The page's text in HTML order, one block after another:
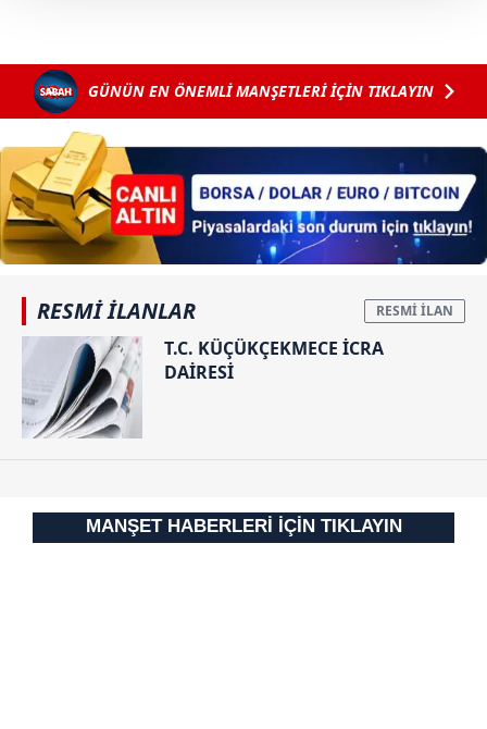
gösterilmeyecektir."
Sizlere daha iyi bir hizmet sunabilmek için İnternet
Sitemizde kendimize ve üçüncü kişilere ait çerezler
kullanılmaktadır. Bu çerezler vasıtasıyla çeşitli kişisel
verileriniz işlenmekte olup gerekli olan çerezler bilgi
toplumu hizmetlerinin sunulması amacıyla
kullanılmaktadır. Diğer çerezler, sitemizin daha işlevsel
reklam/pazarlama faaliyetlerinin yapılması, amaçlarıyla
sınırlı olarak açık rızanız dahilinde kullanılacaktır.
Çerezlere ilişkin tercihlerinizi aşağıda yer alan panel
vasıtasıyla belirleyebilirsiniz. Çerezlere ilişkin detaylı bilgi
için Ayarlar butonuna tıklayabilir,
Metnimiziziyaret edebilirsiniz.
6698 sayılı Kişisel Verilerin Korunması Kanunu uyarınca
hazırlanmış Aydınlatma Metnimizi okumak ve sitemizde
GÜNÜN EN ÖNEMLİ MANŞETLERİ İÇİN TIKLAYIN
RESMİ İLANLAR
T.C. KÜÇÜKÇEKMECE İCRA
DAİRESİ
MANŞET HABERLERİ İÇİN TIKLAYIN